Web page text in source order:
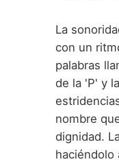
La
con un
palabras
de la 'P' y
nombre
dignidad.
haciéndolo